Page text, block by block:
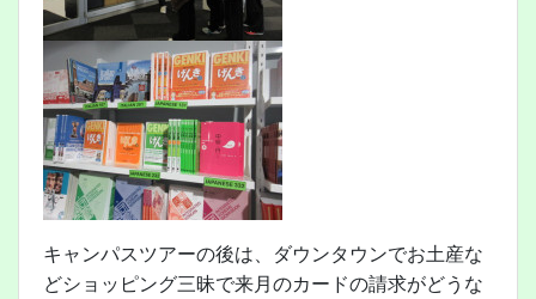
キャンパスツアーの後は、ダウンタウンでお土産な
どショッピング三昧で来月のカードの請求がどうな